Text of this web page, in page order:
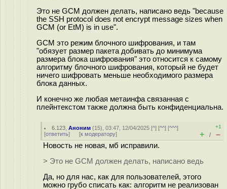
Это не GCM должен делать, написано ведь "because
the SSH protocol does not encrypt message sizes when
GCM (or EtM) is in use".
GCM это режим блочного шифрования, и там
"обязует размер пакета добивать до минимума
размера блока шифрования" это относится к самому
алгоритму блочного шифрования, который не будет
ничего шифровать меньше необходимого размера
блока данных.
И конечно же любая метаинфа связанная с
плейнтекстом также должна быть конфиденциальна.
6.123 ,Аноним (15), 03:47, 12/04/2025 [^] [^^] [^^^]
[ответить] [к модератору]
+1
+ / –
Новость не новая, мб исправили.
> Это не GCM должен делать, написано ведь
Да, но для нас, как для пользователей, этого
можно грубо списать как: алгоритм не реализован